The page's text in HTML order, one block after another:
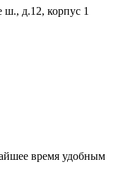
д.12, корпус 1
время удобным